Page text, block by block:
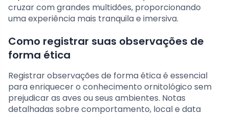
cruzar com grandes multidões, proporcionando
uma experiência mais tranquila e imersiva.
Como registrar suas observações de
forma ética
Registrar observações de forma ética é essencial
para enriquecer o conhecimento ornitológico sem
prejudicar as aves ou seus ambientes. Notas
detalhadas sobre comportamento, local e data